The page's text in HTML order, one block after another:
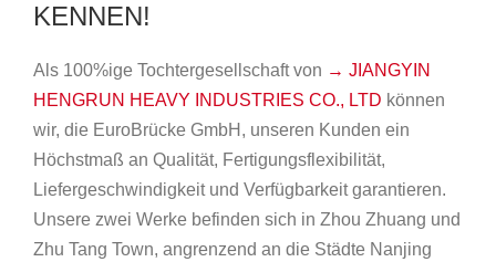
KENNEN!
Als 100%ige Tochtergesellschaft von → JIANGYIN
HENGRUN HEAVY INDUSTRIES CO., LTD können
wir, die EuroBrücke GmbH, unseren Kunden ein
Höchstmaß an Qualität, Fertigungsflexibilität,
Liefergeschwindigkeit und Verfügbarkeit garantieren.
Unsere zwei Werke befinden sich in Zhou Zhuang und
Zhu Tang Town, angrenzend an die Städte Nanjing